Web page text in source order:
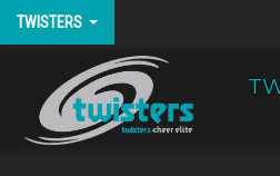
TWISTERS